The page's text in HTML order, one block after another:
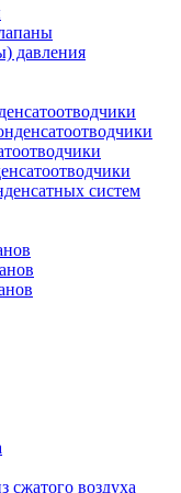
давления
систем
сжатого воздуха